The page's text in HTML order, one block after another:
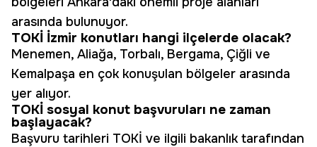
arasında bulunuyor.
TOKİ İzmir konutları hangi ilçelerde olacak?
Menemen, Aliağa, Torbalı, Bergama, Çiğli ve
Kemalpaşa en çok konuşulan bölgeler arasında
yer alıyor.
TOKİ sosyal konut başvuruları ne zaman
başlayacak?
Başvuru tarihleri TOKİ ve ilgili bakanlık tarafından